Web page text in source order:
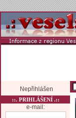
Nepřihlášen
::. PRIHLÁŠENÍ .::
e-mail: